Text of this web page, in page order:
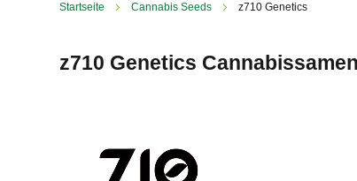
Startseite Cannabis Seeds z710 Genetics
z710 Genetics